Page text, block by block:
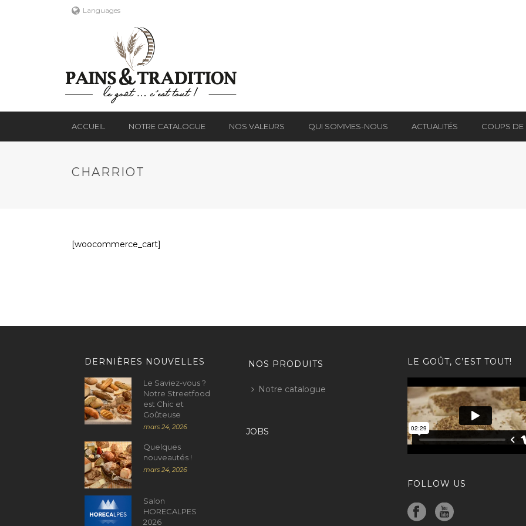
Languages
ACCUEIL NOTRE CATALOGUE NOS VALEURS QUI SOMMES-NOUS ACTUALITÉS COUPS DE
CHARRIOT
[woocommerce_cart]
DERNIÈRES NOUVELLES
Le Saviez-vous ?
Notre Streetfood
est Chic et
Goûteuse
mars 24, 2026
Quelques
nouveautés !
mars 24, 2026
Salon
HORECALPES
2026
NOS PRODUITS
Notre catalogue
JOBS
LE GOÛT, C’EST TOUT!
FOLLOW US